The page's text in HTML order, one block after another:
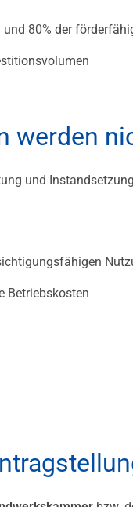
und 80% der
werden
und
Betriebskosten